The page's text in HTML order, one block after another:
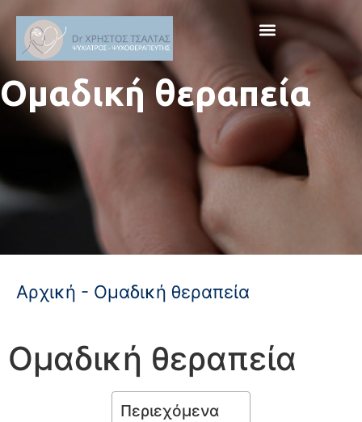
Ομαδική θεραπεία
Αρχική - Ομαδική θεραπεία
Ομαδική θεραπεία
Περιεχόμενα